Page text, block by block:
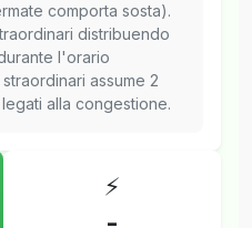
comporta sosta).
distribuendo
l'orario
assume 2
alla congestione.
⚡